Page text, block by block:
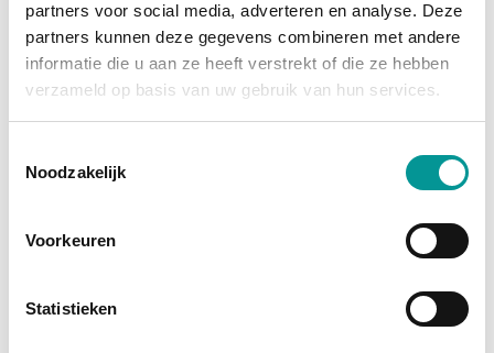
partners voor social media, adverteren en analyse. Deze
partners kunnen deze gegevens combineren met andere
informatie die u aan ze heeft verstrekt of die ze hebben
verzameld op basis van uw gebruik van hun services.
Noodzakelijk
Voorkeuren
Statistieken
grootste afschrijving is al gedaan, en je profiteert
van
fiscale voordelenzoals investeringsaftrek en
btw-teruggave (bij een btw-auto). Je wordt namelijk
vrij houdt voor andere investeringen.